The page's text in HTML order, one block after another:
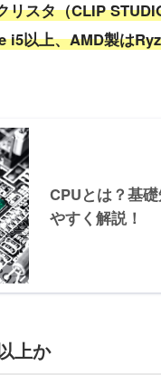
リスタ（CLIP
以上、AMD製は
CPUとは？基
やすく解説！
上か